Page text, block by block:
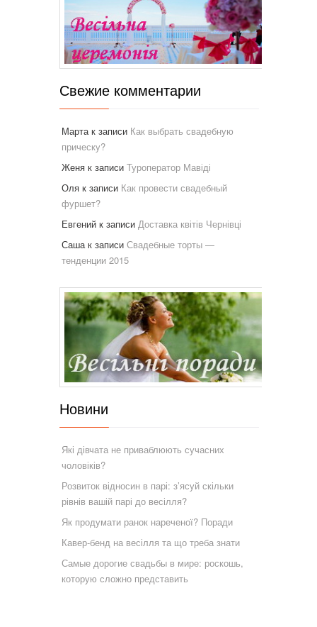
Свежие комментарии
Мартак записи Как выбрать свадебную
прическу?
Женя к записи Туроператор Мавіді
Оля к записи Как провести свадебный
фуршет?
Евгений к записи Доставка квітів Чернівці
Сашак записи Свадебные торты —
тенденции 2015
Новини
Які дівчата не приваблюють сучасних
чоловіків?
Розвиток відносин в парі: з’ясуй скільки
рівнів вашій парі до весілля?
Як продумати ранок нареченої? Поради
Кавер-бенд на весілля та що треба знати
Самые дорогие свадьбы в мире: роскошь,
которую сложно представить